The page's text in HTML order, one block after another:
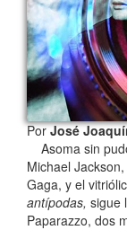
PorJosé
Asoma sin
Michael
Gaga, y el
antípodas, sigue
Paparazzo, dos